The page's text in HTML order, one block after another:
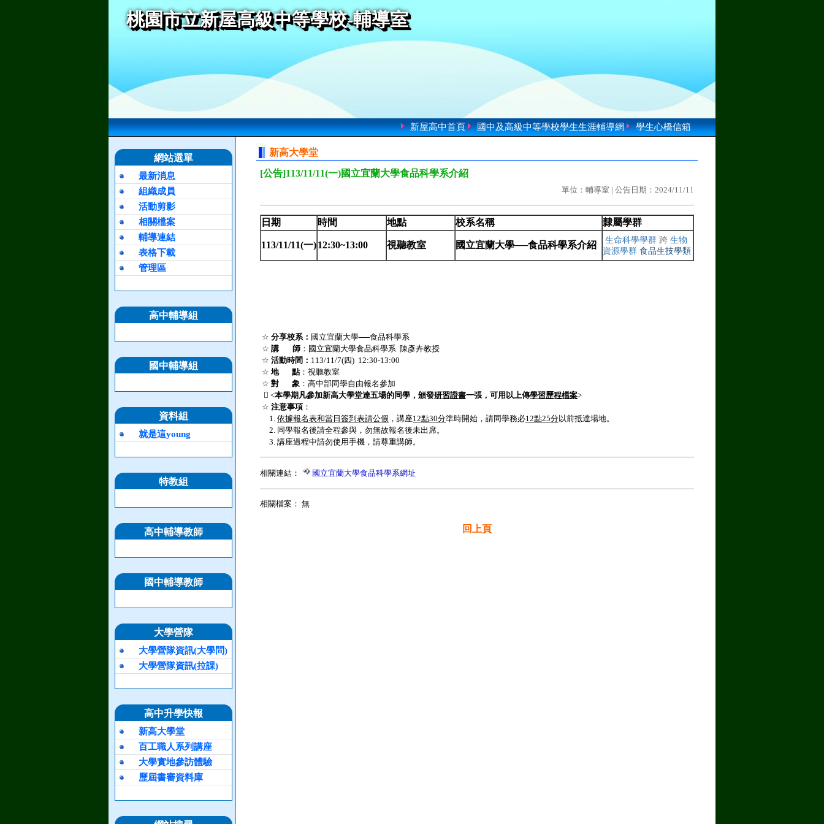
桃園市立新屋高級中等學校-輔導室
新屋高中首頁 國中及高級中等學校學生生涯輔導網 學生心橋信箱
網站選單
最新消息
組織成員
活動剪影
相關檔案
輔導連結
表格下載
管理區
高中輔導組
國中輔導組
資料組
就是這young
特教組
高中輔導教師
國中輔導教師
大學營隊
大學營隊資訊(大學問)
大學營隊資訊(拉課)
高中升學快報
新高大學堂
百工職人系列講座
大學實地參訪體驗
歷屆書審資料庫
新高大學堂
[公告]113/11/11(一)國立宜蘭大學食品科學系介紹
單位：輔導室 | 公告日期：2024/11/11
日期 時間 地點 校系名稱 隸屬學群
113/11/11(一)12:30~13:00 視聽教室 國立宜蘭大學──食品科學系介紹 生命科學學群 跨 生物
資源學群 食品生技學類
☆ 分享校系： 國立宜蘭大學──食品科學系
☆ 講 師 ：國立宜蘭大學食品科學系 陳彥卉教授
☆ 活動時間： 113/11/7(四) 12:30-13:00
☆ 地 點 ：視聽教室
☆ 對 象 ：高中部同學自由報名參加
 <本學期凡參加新高大學堂達五場的同學，頒發研習證書一張，可用以上傳學習歷程檔案>
☆ 注意事項 ：
1. 依據報名表和當日簽到表請公假 ，講座12點30分準時開始，請同學務必12點25分以前抵達場地。
2. 同學報名後請全程參與，勿無故報名後未出席。
3. 講座過程中請勿使用手機，請尊重講師。
相關連結： 國立宜蘭大學食品科學系網址
相關檔案： 無
回上頁